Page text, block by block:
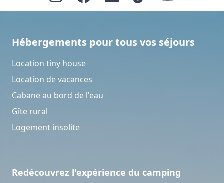
Hébergements pour tous vos séjours
Location tiny house
Location de vacances
Cabane au bord de l'eau
Gîte rural
Logement insolite
Redécouvrez l'expérience du camping